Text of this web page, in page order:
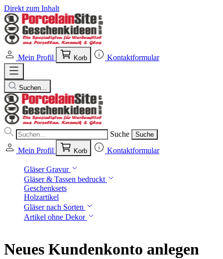
Direkt zum Inhalt
Mein Profil Korb Kontaktformular
Suchen...
Suche Suche
Mein Profil Korb Kontaktformular
Gläser Gravur
Gläser & Tassen bedruckt
Geschenksets
Holzartikel
Gläser nach Sorten
Artikel ohne Dekor
Neues Kundenkonto anlegen